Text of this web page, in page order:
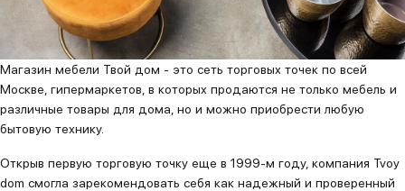
Магазин мебели Твой дом - это сеть торговых точек по всей
Москве, гипермаркетов, в которых продаются не только мебель и
различные товары для дома, но и можно приобрести любую
бытовую технику.
Открыв первую торговую точку еще в 1999-м году, компания Tvoy
dom смогла зарекомендовать себя как надежный и проверенный